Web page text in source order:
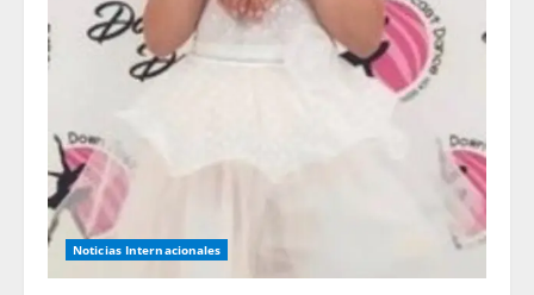
e
a
d
i
n
g Noticias Internacionales